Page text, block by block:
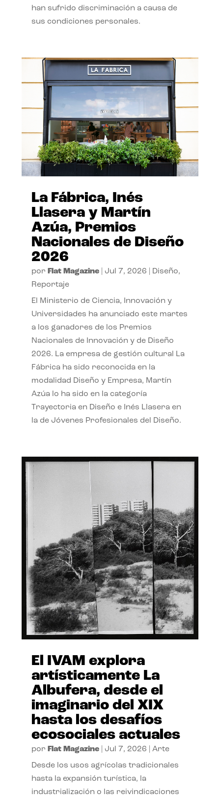
han sufrido discriminación a causa de
sus condiciones personales.
La Fábrica, Inés
Llasera y Martín
Azúa, Premios
Nacionales de Diseño
2026
por Flat Magazine| Jul 7, 2026 Diseño,
Reportaje
El Ministerio de Ciencia, Innovación y
Universidades ha anunciado este martes
a los ganadores de los Premios
Nacionales de Innovación y de Diseño
2026. La empresa de gestión cultural La
Fábrica ha sido reconocida en la
modalidad Diseño y Empresa, Martín
Azúa lo ha sido en la categoría
Trayectoria en Diseño e Inés Llasera en
la de Jóvenes Profesionales del Diseño.
El IVAM explora
artísticamente La
Albufera, desde el
imaginario del XIX
hasta los desafíos
ecosociales actuales
por Flat Magazine| Jul 7, 2026 Arte
Desde los usos agrícolas tradicionales
hasta la expansión turística, la
industrialización o las reivindicaciones